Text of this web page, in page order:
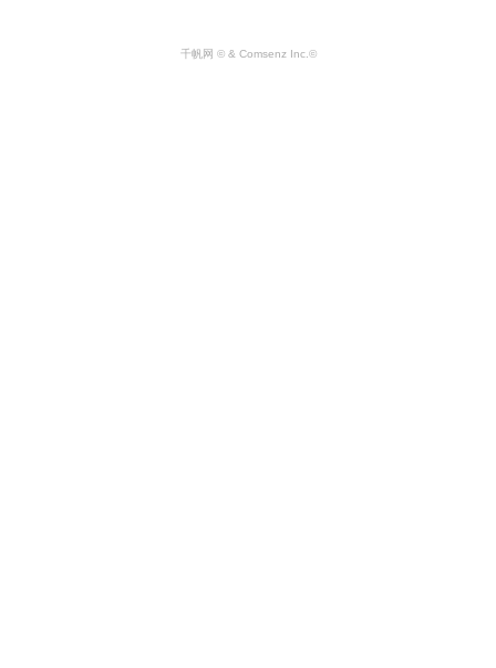
千帆网 © & Comsenz Inc.©